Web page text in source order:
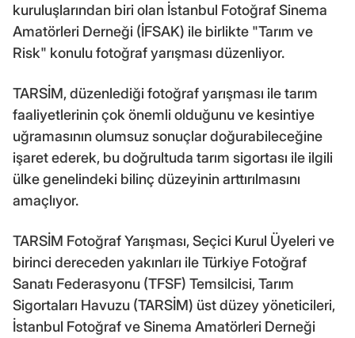
kuruluşlarından biri olan İstanbul Fotoğraf Sinema
Amatörleri Derneği (İFSAK) ile birlikte "Tarım ve
Risk" konulu fotoğraf yarışması düzenliyor.
TARSİM, düzenlediği fotoğraf yarışması ile tarım
faaliyetlerinin çok önemli olduğunu ve kesintiye
uğramasının olumsuz sonuçlar doğurabileceğine
işaret ederek, bu doğrultuda tarım sigortası ile ilgili
ülke genelindeki bilinç düzeyinin arttırılmasını
amaçlıyor.
TARSİM Fotoğraf Yarışması, Seçici Kurul Üyeleri ve
birinci dereceden yakınları ile Türkiye Fotoğraf
Sanatı Federasyonu (TFSF) Temsilcisi, Tarım
Sigortaları Havuzu (TARSİM) üst düzey yöneticileri,
İstanbul Fotoğraf ve Sinema Amatörleri Derneği